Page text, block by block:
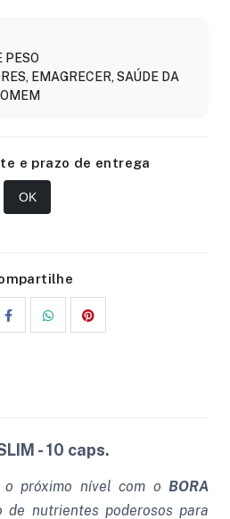
PESO
SAÚDE DA
HOMEM
e prazo de entrega
OK
- 10 caps.
o próximo nível com oBORA
de nutrientes poderosos para